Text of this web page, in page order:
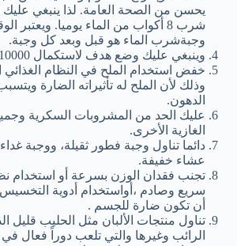
يحسن من الصحة العامة. لذا ينبغي عليك
شرب 8 أكواب من الماء يوميا. ويعتبر
وجبةشرب الماء هو قبل وبعد كل وجبة.
وينبغي عليك وضع هدف لاستكمال 10000خطوة يوميا.
خفض استخدام الملح في النظام
وذلك لأن الملح له تأثيراته الضارة
الدهون.
عليك الحد من المشروبات السكرية
الغازية الأخرى.
دائما تناول وجبة فطور ثقيلة، ووجبة
عشاء خفيفة.
تجنب فقدان الوزن بسرعة أو استخدام
سريع وصادم ،أواستخدام أدوية التخسيس
أن تكون ضارة للجسم .
تناول منتجات الألبان مثل الحليب قليل
الرائب وغيرها والتي تلعب دوراً فعال